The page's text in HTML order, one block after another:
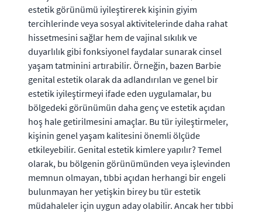
estetik görünümü iyileştirerek kişinin giyim
tercihlerinde veya sosyal aktivitelerinde daha rahat
hissetmesini sağlar hem de vajinal sıkılık ve
duyarlılık gibi fonksiyonel faydalar sunarak cinsel
yaşam tatminini artırabilir. Örneğin, bazen Barbie
genital estetik olarak da adlandırılan ve genel bir
estetik iyileştirmeyi ifade eden uygulamalar, bu
bölgedeki görünümün daha genç ve estetik açıdan
hoş hale getirilmesini amaçlar. Bu tür iyileştirmeler,
kişinin genel yaşam kalitesini önemli ölçüde
etkileyebilir. Genital estetik kimlere yapılır? Temel
olarak, bu bölgenin görünümünden veya işlevinden
memnun olmayan, tıbbi açıdan herhangi bir engeli
bulunmayan her yetişkin birey bu tür estetik
müdahaleler için uygun aday olabilir. Ancak her tıbbi